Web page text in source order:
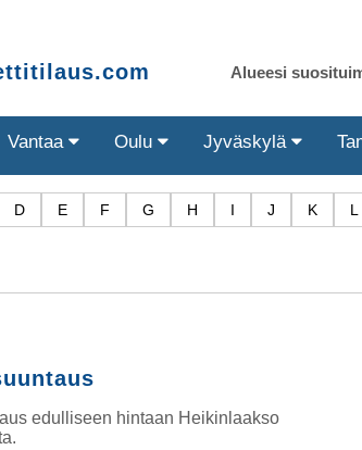
Alueesi
Vantaa Oulu Jyväskylä
D E F G H I J K L
edulliseen hintaan Heikinlaakso